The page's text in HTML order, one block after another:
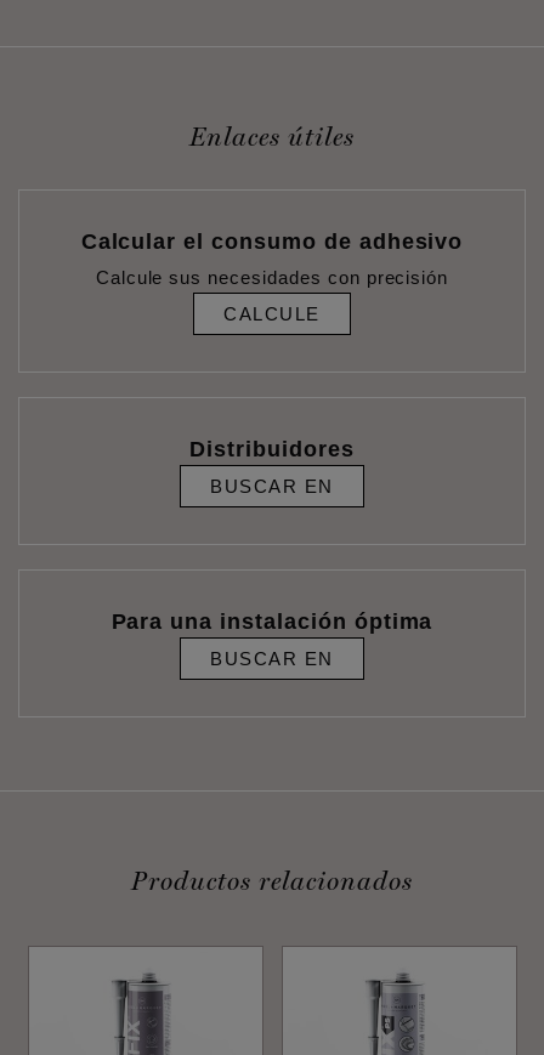
Enlaces útiles
Calcular el consumo de adhesivo
Calcule sus necesidades con precisión
CALCULE
Distribuidores
BUSCAR EN
Para una instalación óptima
BUSCAR EN
Productos relacionados